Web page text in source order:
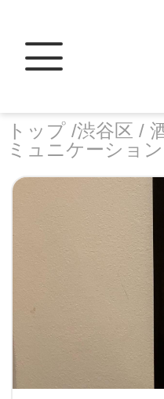
トップ /渋谷区 /
ミュニケーショ
加